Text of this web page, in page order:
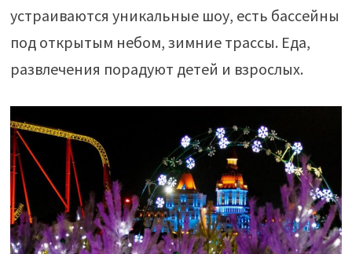
устраиваются уникальные шоу, есть бассейны
под открытым небом, зимние трассы. Еда,
развлечения порадуют детей и взрослых.